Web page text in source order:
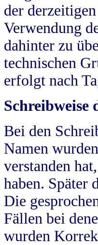
der
Verwendung
dahinter zu
technischen
erfolgt nach
Schreibweise
Bei den
Namen
verstanden
haben. Später
Die
Fällen bei
wurden